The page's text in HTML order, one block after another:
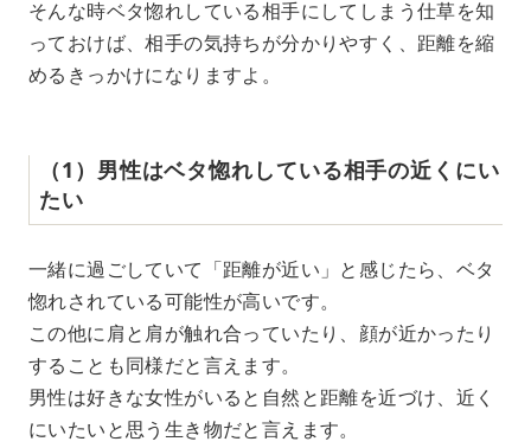
そんな時ベタ惚れしている相手にしてしまう仕草を知
っておけば、相手の気持ちが分かりやすく、距離を縮
めるきっかけになりますよ。
（1）男性はベタ惚れしている相手の近くにい
たい
一緒に過ごしていて「距離が近い」と感じたら、ベタ
惚れされている可能性が高いです。
この他に肩と肩が触れ合っていたり、顔が近かったり
することも同様だと言えます。
男性は好きな女性がいると自然と距離を近づけ、近く
にいたいと思う生き物だと言えます。